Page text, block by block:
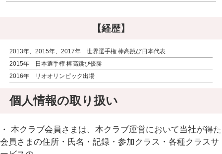
【経歴】
2013年、2015年、2017年 世界選手権 棒高跳び日本代表
2015年 日本選手権 棒高跳び優勝
2016年 リオオリンピック出場
個人情報の取り扱い
・ 本クラブ会員さまは、本クラブ運営において当社が得た
会員さまの住所・氏名・記録・参加クラス・各種クラスサ